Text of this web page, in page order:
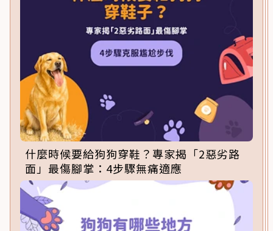
什麼時候要給狗狗穿鞋？專家揭「2惡劣路
面」最傷腳掌：4步驟無痛適應